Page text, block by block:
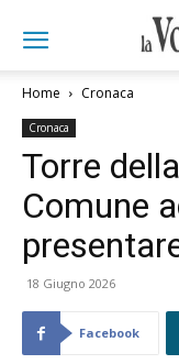
Home Cronaca
Cronaca
Torre
Comune
18 Giugno 2026
Facebook